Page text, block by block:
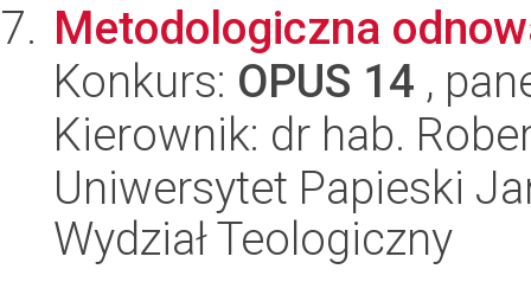
Metodologiczna
Konkurs: OPUS 14 ,
Kierownik: dr hab.
Uniwersytet Papieski
Wydział Teologiczny